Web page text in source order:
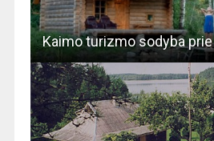
Kaimo turizmo sodyba